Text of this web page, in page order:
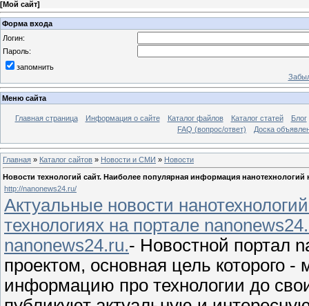
[Мой сайт]
Форма входа
Логин:
Пароль:
запомнить
Меню сайта
Главная страница Информация о сайте Каталог файлов Каталог статей
Блог
FAQ (вопрос/ответ)
Доска
Главная » Каталог сайтов » Новости и СМИ » Новости
Новости технологий сайт. Наиболее популярная информация
http://nanonews24.ru/
Актуальные новости
технологиях на портале
nanonews24.ru.- Новостной портал
проектом, основная цель которого
информацию про технологии до